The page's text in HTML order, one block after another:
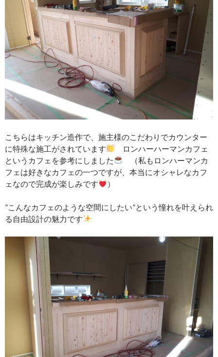
こちらはキッチン造作で、施主様のこだわりでカウンター
に特殊な施工がされています
ロンハーハーマンカフェ
というカフェを参考にしました
（私もロンハーマンカ
フェは好きなカフェの一つですが、本当にオシャレなカフ
ェなので完成が楽しみです
）
”こんなカフェのような空間にしたい”という憧れを叶えられ
る自由設計の魅力です